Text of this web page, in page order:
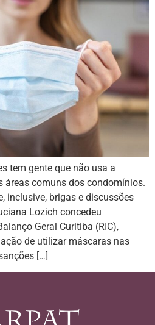
tem gente que não usa a
áreas comuns dos condomínios.
inclusive, brigas e discussões
Lozich concedeu
Geral Curitiba (RIC),
de utilizar máscaras nas
[…]